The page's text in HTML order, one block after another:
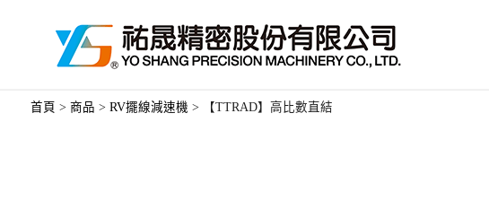
首頁 > 商品 > RV擺線減速機 > 【TTRAD】高比數直結